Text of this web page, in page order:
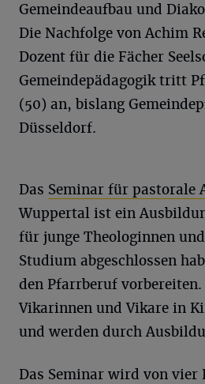
Gemeindeaufbau und
Die Nachfolge von Achim
Dozent für die Fächer
Gemeindepädagogik tritt
(50) an, bislang
Düsseldorf.
Das Seminar für pastorale
Wuppertal ist ein
für junge Theologinnen
Studium abgeschlossen
den Pfarrberuf vorbereiten.
Vikarinnen und Vikare in
und werden durch
Das Seminar wird von vier